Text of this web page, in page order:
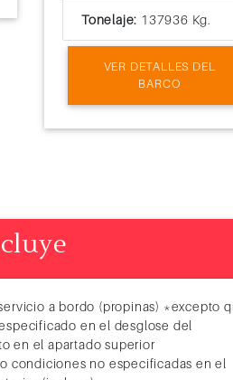
Tonelaje: 137936 Kg.
VER DETALLES DEL
BARCO
servicio a bordo (propinas) *excepto
en el desglose del
en el apartado superior
o condiciones no especificadas en el